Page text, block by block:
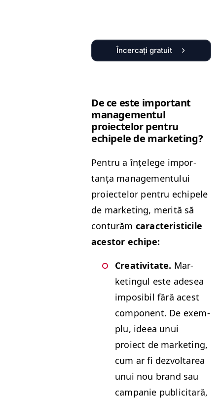
Încercați gratuit
De ce este impor­tant
man­age­men­tul
proiectelor pen­tru
echipele de marketing?
Pen­tru a înțelege impor­
tanța man­age­men­tu­lui
proiectelor pen­tru echipele
de mar­ket­ing, mer­ită să
con­turăm car­ac­ter­is­ti­cile
aces­tor echipe:
Cre­ativ­i­tate. Mar­
ketingul este ade­sea
imposi­bil fără acest
com­po­nent. De exem­
plu, ideea unui
proiect de mar­ket­ing,
cum ar fi dez­voltarea
unui nou brand sau
cam­panie pub­lic­i­tară,